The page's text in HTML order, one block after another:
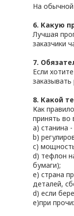
На
6. Какую
Лучшая
заказчики
7.
Если
8. Какой
Как
принять
a) станина
b)
c)
d) тефлон
бумаги);
e) страна
деталей,
d) если
e)при